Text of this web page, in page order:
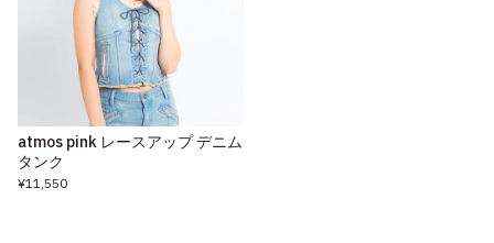
atmos pink レースアップ デニム
タンク
¥11,550